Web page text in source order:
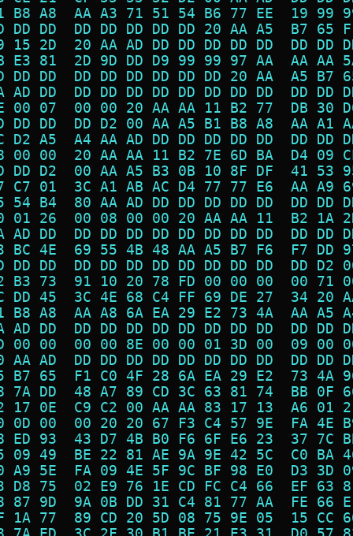
B8 A8  AA A3 71 51 54 B6 77 EE  19
DD DD  DD DD DD DD DD 20 AA A5  B7
15 2D  20 AA AD DD DD DD DD DD  DD
E3 81  2D 9D DD D9 99 99 97 AA  AA
DD DD  DD DD DD DD DD DD 20 AA  A5
AD DD  DD DD DD DD DD DD DD DD  DD
00 07  00 00 20 AA AA 11 B2 77  DB
DD DD  DD D2 00 AA A5 B1 B8 A8  AA
D2 A5  A4 AA AD DD DD DD DD DD  DD
00 00  20 AA AA 11 B2 7E 6D BA  D4
DD D2  00 AA A5 B3 0B 10 8F DF  41
C7 01  3C A1 AB AC D4 77 77 E6  AA
54 B4  80 AA AD DD DD DD DD DD  DD
01 26  00 08 00 00 20 AA AA 11  B2
AD DD  DD DD DD DD DD DD DD DD  DD
BC 4E  69 55 4B 48 AA A5 B7 F6  F7
DD DD  DD DD DD DD DD DD DD DD  DD
B3 73  91 10 20 78 FD 00 00 00  00
DD 45  3C 4E 68 C4 FF 69 DE 27  34
B8 A8  AA A8 6A EA 29 E2 73 4A  AA
AD DD  DD DD DD DD DD DD DD DD  DD
00 00  00 00 8E 00 00 01 3D 00  09
AA AD  DD DD DD DD DD DD DD DD  DD
B7 65  F1 C0 4F 28 6A EA 29 E2  73
7A DD  48 A7 89 CD 3C 63 81 74  BB
17 0E  C9 C2 00 AA AA 83 17 13  A6
0D 00  00 20 20 67 F3 C4 57 9E  FA
ED 93  43 D7 4B B0 F6 6F E6 23  37
09 49  BE 22 81 AE 9A 9E 42 5C  C0
A9 5E  FA 09 4E 5F 9C BF 98 E0  D3
D8 75  02 E9 76 1E CD FC C4 66  EF
87 9D  9A 0B DD 31 C4 81 77 AA  FE
1A 77  89 CD 20 5D 08 75 9E 05  15